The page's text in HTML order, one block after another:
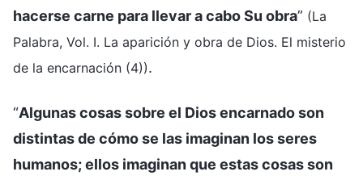
hacerse carne para llevar a cabo Su obra” (La
Palabra, Vol. I. La aparición y obra de Dios. El misterio
de la encarnación (4)).
“Algunas cosas sobre el Dios encarnado son
distintas de cómo se las imaginan los seres
humanos; ellos imaginan que estas cosas son